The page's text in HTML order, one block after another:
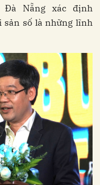
Đà Nẵng xác định
sản số là những lĩnh